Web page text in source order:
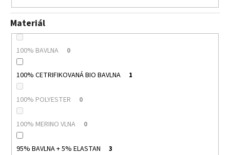
Materiál
100% BAVLNA 0
100% CETRIFIKOVANÁ BIO BAVLNA 1
100% POLYESTER 0
100% MERINO VLNA 0
95% BAVLNA + 5% ELASTAN 3